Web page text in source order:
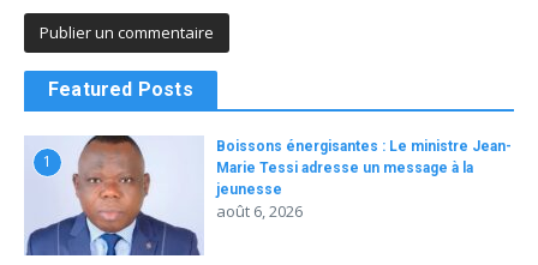
Featured Posts
1
Boissons énergisantes : Le ministre Jean-
Marie Tessi adresse un message à la
jeunesse
août 6, 2026